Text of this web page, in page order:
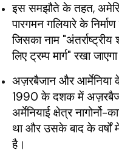
इस समझौते के तहत,
पारगमन गलियारे के
जिसका नाम
लिए ट्रम्प मार्ग" रखा
अज़रबैजान और
1990 के दशक में
अर्मेनियाई क्षेत्र
था और उसके बाद के वर्षों
है।